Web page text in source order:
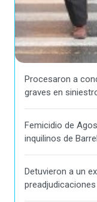
Procesaron a
graves en
Femicidio de
inquilinos de
Detuvieron a un